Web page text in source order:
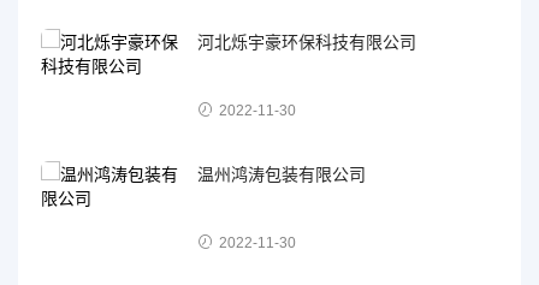
河北烁宇豪环保科技有限公司
2022-11-30
温州鸿涛包装有限公司
2022-11-30